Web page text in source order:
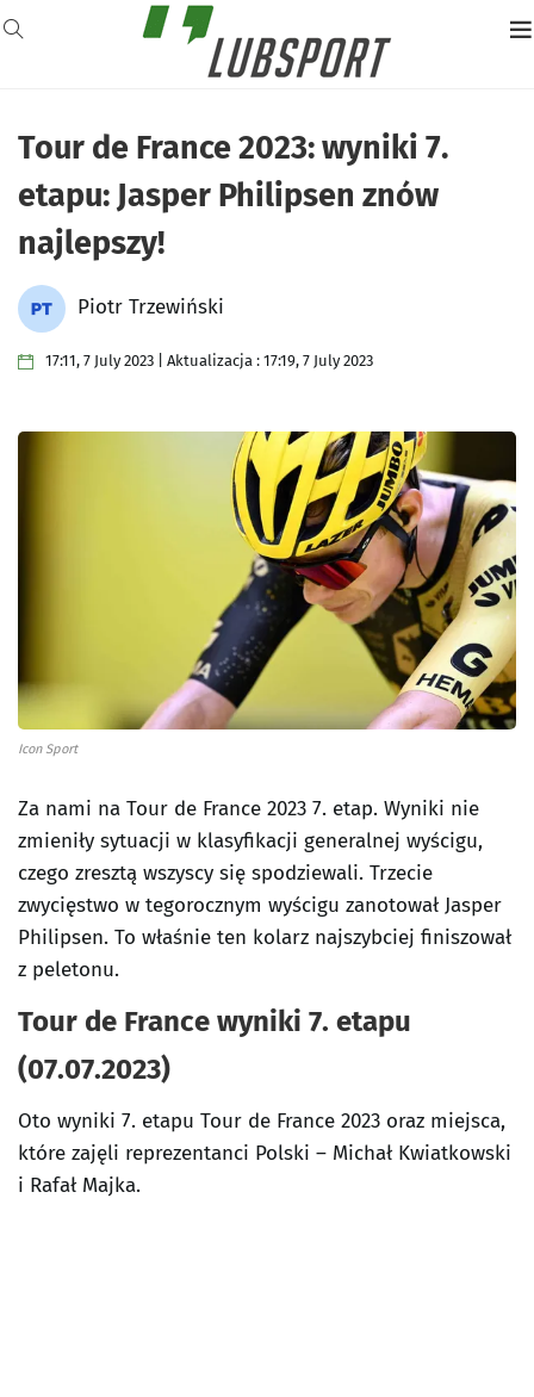
Tour de France 2023: wyniki 7.
etapu: Jasper Philipsen znów
najlepszy!
Piotr Trzewiński
17:11, 7 July 2023 | Aktualizacja : 17:19, 7 July 2023
Icon Sport
Za nami na Tour de France 2023 7. etap. Wyniki nie
zmieniły sytuacji w klasyfikacji generalnej wyścigu,
czego zresztą wszyscy się spodziewali. Trzecie
zwycięstwo w tegorocznym wyścigu zanotował Jasper
Philipsen. To właśnie ten kolarz najszybciej finiszował
z peletonu.
Tour de France wyniki 7. etapu
(07.07.2023)
Oto wyniki 7. etapu Tour de France 2023 oraz miejsca,
które zajęli reprezentanci Polski – Michał Kwiatkowski
i Rafał Majka.